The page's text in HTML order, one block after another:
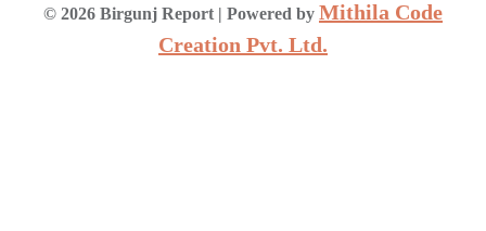
© 2026 Birgunj Report | Powered by Mithila Code
Creation Pvt. Ltd.